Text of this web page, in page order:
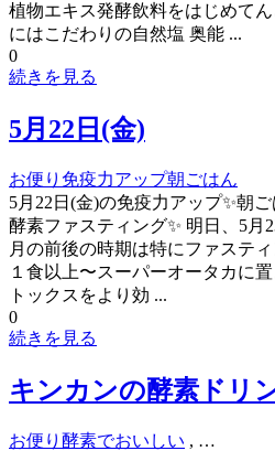
植物エキス発酵飲料をはじめて
にはこだわりの自然塩 奥能 ...
0
続きを見る
5月22日(金)
お便り 免疫力アップ朝ごはん
5月22日(金)の免疫力アップ✨朝
酵素ファスティング✨ 明日、5月
月の前後の時期は特にファステ
１食以上〜スーパーオータカに
トックスをより効 ...
0
続きを見る
キンカンの酵素ドリ
お便り 酵素でおいしい , …